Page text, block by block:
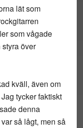
lät som
som vågade
över
kväll, även om
tycker faktiskt
denna
så lågt, men så